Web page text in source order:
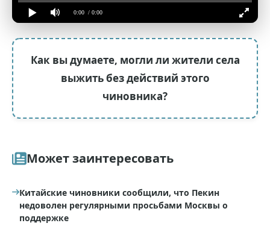
0:00 / 0:00
Как вы думаете, могли ли жители села
выжить без действий этого
чиновника?
Может заинтересовать
Китайские чиновники сообщили, что Пекин
недоволен регулярными просьбами Москвы о
поддержке